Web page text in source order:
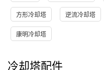
方形冷却塔 逆流冷却塔
康明冷却塔
冷却塔配件